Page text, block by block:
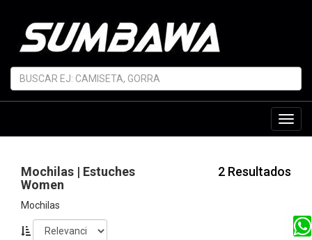
Mochilas | Estuches
Women
2 Resultados
Mochilas